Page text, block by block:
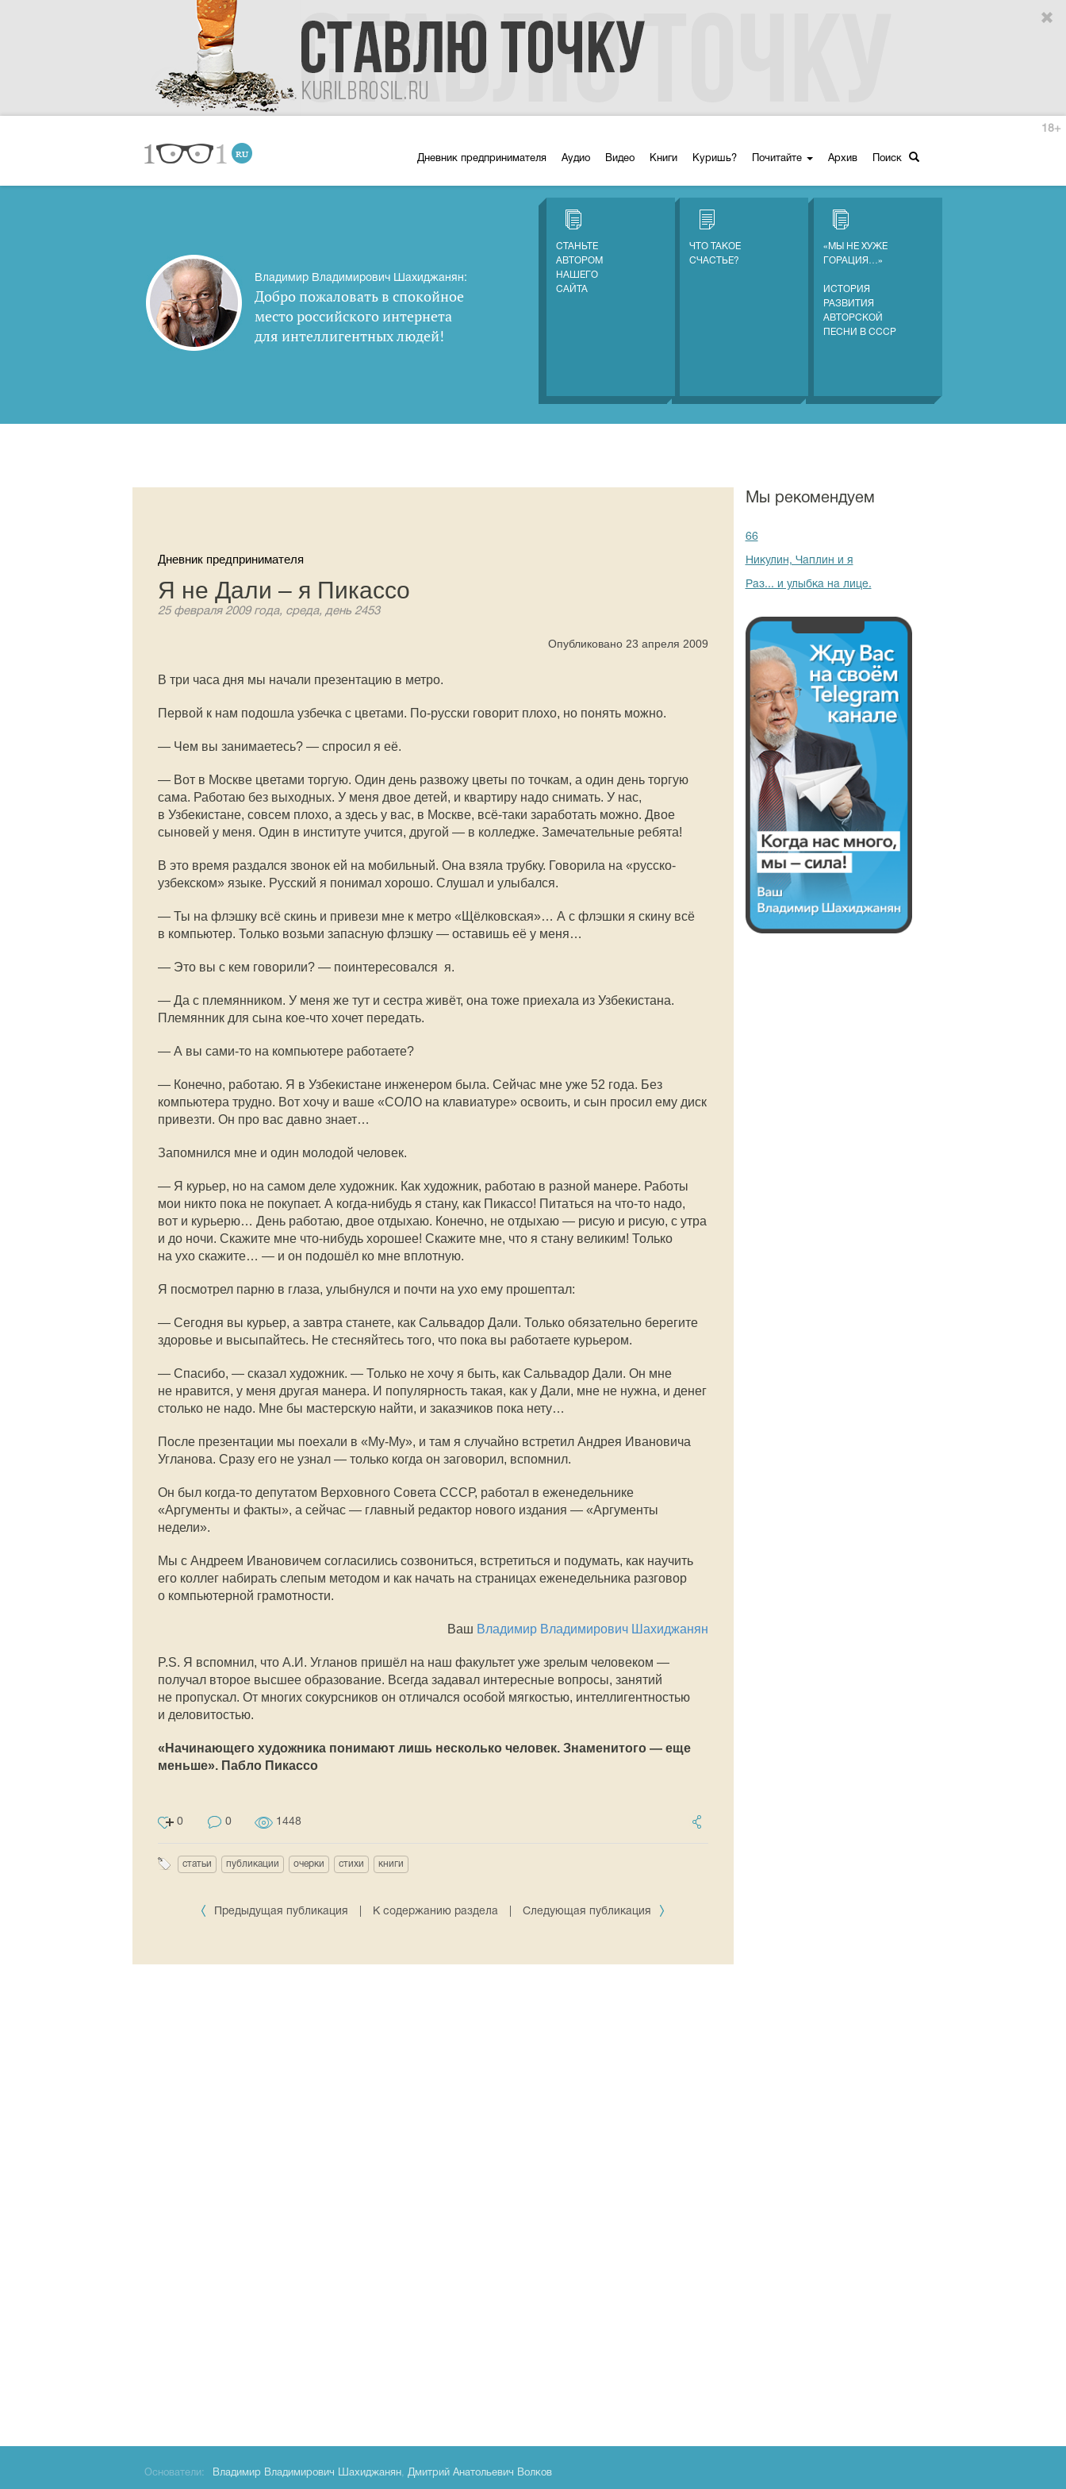
Дневник предпринимателя Аудио Видео Книги Куришь? Почитайте Архив Поиск
18+
Владимир Владимирович Шахиджанян:
Добро пожаловать в спокойное
место российского интернета
для интеллигентных людей!
СТАНЬТЕ
АВТОРОМ
НАШЕГО
САЙТА
ЧТО ТАКОЕ
СЧАСТЬЕ?
«МЫ НЕ ХУЖЕ
ГОРАЦИЯ…»
ИСТОРИЯ
РАЗВИТИЯ
АВТОРСКОЙ
ПЕСНИ В СССР
Дневник предпринимателя
Я не Дали – я Пикассо
25 февраля 2009 года, среда, день 2453
Опубликовано 23 апреля 2009
В три часа дня мы начали презентацию в метро.
Первой к нам подошла узбечка с цветами. По-русски говорит плохо, но понять можно.
— Чем вы занимаетесь? — спросил я её.
— Вот в Москве цветами торгую. Один день развожу цветы по точкам, а один день торгую
сама. Работаю без выходных. У меня двое детей, и квартиру надо снимать. У нас,
в Узбекистане, совсем плохо, а здесь у вас, в Москве, всё-таки заработать можно. Двое
сыновей у меня. Один в институте учится, другой — в колледже. Замечательные ребята!
В это время раздался звонок ей на мобильный. Она взяла трубку. Говорила на «русско-
узбекском» языке. Русский я понимал хорошо. Слушал и улыбался.
— Ты на флэшку всё скинь и привези мне к метро «Щёлковская»… А с флэшки я скину всё
в компьютер. Только возьми запасную флэшку — оставишь её у меня…
— Это вы с кем говорили? — поинтересовался я.
— Да с племянником. У меня же тут и сестра живёт, она тоже приехала из Узбекистана.
Племянник для сына кое-что хочет передать.
— А вы сами-то на компьютере работаете?
— Конечно, работаю. Я в Узбекистане инженером была. Сейчас мне уже 52 года. Без
компьютера трудно. Вот хочу и ваше «СОЛО на клавиатуре» освоить, и сын просил ему диск
привезти. Он про вас давно знает…
Запомнился мне и один молодой человек.
— Я курьер, но на самом деле художник. Как художник, работаю в разной манере. Работы
мои никто пока не покупает. А когда-нибудь я стану, как Пикассо! Питаться на что-то надо,
вот и курьерю… День работаю, двое отдыхаю. Конечно, не отдыхаю — рисую и рисую, с утра
и до ночи. Скажите мне что-нибудь хорошее! Скажите мне, что я стану великим! Только
на ухо скажите… — и он подошёл ко мне вплотную.
Я посмотрел парню в глаза, улыбнулся и почти на ухо ему прошептал:
— Сегодня вы курьер, а завтра станете, как Сальвадор Дали. Только обязательно берегите
здоровье и высыпайтесь. Не стесняйтесь того, что пока вы работаете курьером.
— Спасибо, — сказал художник. — Только не хочу я быть, как Сальвадор Дали. Он мне
не нравится, у меня другая манера. И популярность такая, как у Дали, мне не нужна, и денег
столько не надо. Мне бы мастерскую найти, и заказчиков пока нету…
После презентации мы поехали в «Му-Му», и там я случайно встретил Андрея Ивановича
Угланова. Сразу его не узнал — только когда он заговорил, вспомнил.
Он был когда-то депутатом Верховного Совета СССР, работал в еженедельнике
«Аргументы и факты», а сейчас — главный редактор нового издания — «Аргументы
недели».
Мы с Андреем Ивановичем согласились созвониться, встретиться и подумать, как научить
его коллег набирать слепым методом и как начать на страницах еженедельника разговор
о компьютерной грамотности.
Ваш Владимир Владимирович Шахиджанян
P.S. Я вспомнил, что А.И. Угланов пришёл на наш факультет уже зрелым человеком —
получал второе высшее образование. Всегда задавал интересные вопросы, занятий
не пропускал. От многих сокурсников он отличался особой мягкостью, интеллигентностью
и деловитостью.
«Начинающего художника понимают лишь несколько человек. Знаменитого — еще
меньше». Пабло Пикассо
0 0 1448
статьи публикации очерки стихи книги
Предыдущая публикация К содержанию раздела Следующая публикация
Мы рекомендуем
66
Никулин, Чаплин и я
Раз... и улыбка на лице.
Основатели: Владимир Владимирович Шахиджанян, Дмитрий Анатольевич Волков